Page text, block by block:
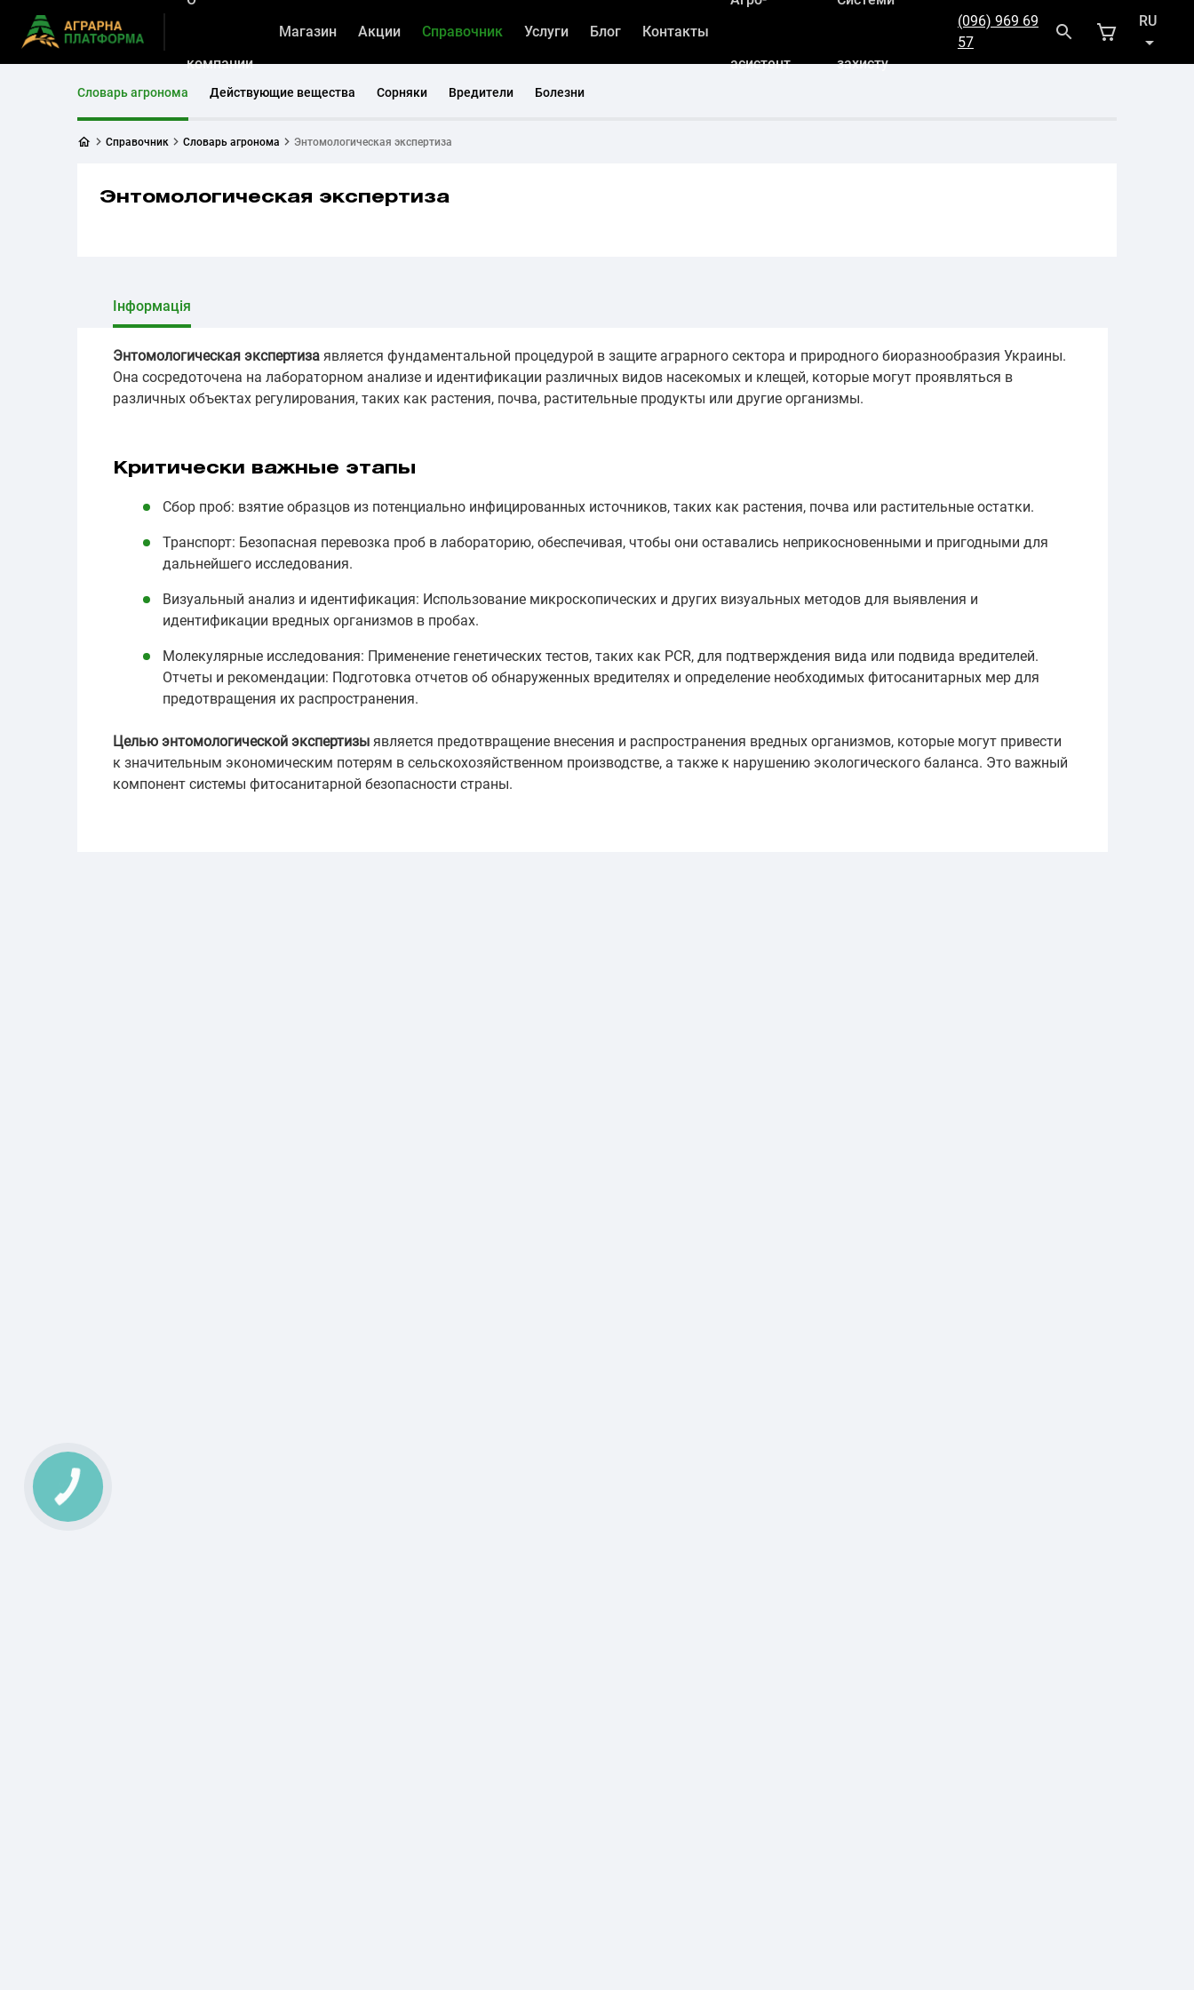
компании
Магазин Акции Справочник Услуги Блог Контакты
асистент захисту
(096) 969 69
57
RU
UK
Словарь агронома Действующие вещества Сорняки Вредители Болезни
Справочник Словарь агронома Энтомологическая экспертиза
Энтомологическая экспертиза
Інформація
Энтомологическая экспертиза является фундаментальной процедурой в защите аграрного сектора и природного биоразнообразия Украины.
Она сосредоточена на лабораторном анализе и идентификации различных видов насекомых и клещей, которые могут проявляться в
различных объектах регулирования, таких как растения, почва, растительные продукты или другие организмы.
Критически важные этапы
Сбор проб: взятие образцов из потенциально инфицированных источников, таких как растения, почва или растительные остатки.
Транспорт: Безопасная перевозка проб в лабораторию, обеспечивая, чтобы они оставались неприкосновенными и пригодными для
дальнейшего исследования.
Визуальный анализ и идентификация: Использование микроскопических и других визуальных методов для выявления и
идентификации вредных организмов в пробах.
Молекулярные исследования: Применение генетических тестов, таких как PCR, для подтверждения вида или подвида вредителей.
Отчеты и рекомендации: Подготовка отчетов об обнаруженных вредителях и определение необходимых фитосанитарных мер для
предотвращения их распространения.
Целью энтомологической экспертизы является предотвращение внесения и распространения вредных организмов, которые могут привести
к значительным экономическим потерям в сельскохозяйственном производстве, а также к нарушению экологического баланса. Это важный
компонент системы фитосанитарной безопасности страны.